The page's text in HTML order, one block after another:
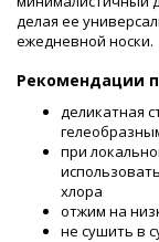
делая ее
ежедневной носки.
Рекомендации
деликатная
при
хлора
отжим на
не сушить в